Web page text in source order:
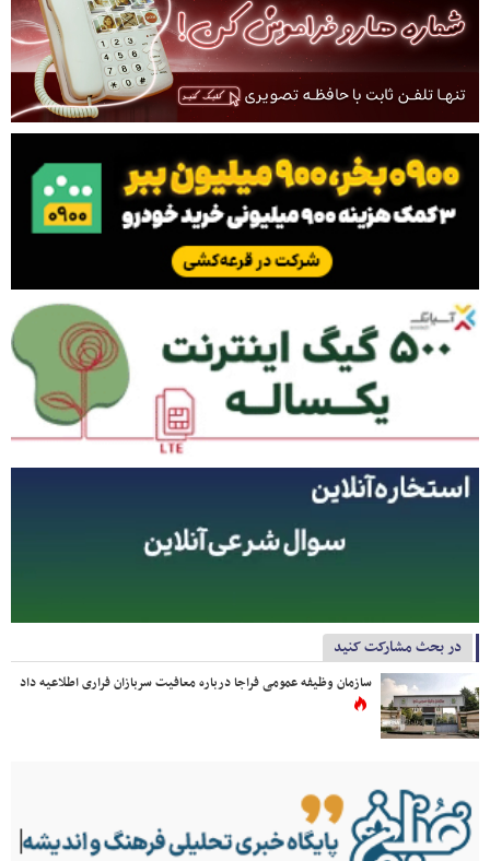
در بحث مشارکت کنید
سازمان وظیفه عمومی فراجا درباره معافیت سربازان فراری اطلاعیه داد